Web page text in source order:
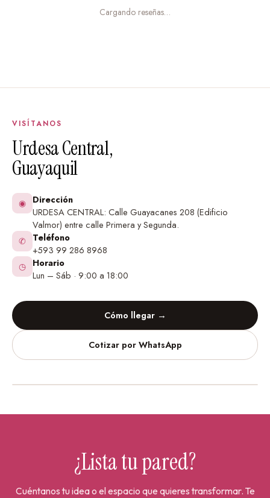
Cargando reseñas…
VISÍTANOS
Urdesa Central,
Guayaquil
◉ Dirección
URDESA CENTRAL: Calle Guayacanes 208 (Edificio
Valmor) entre calle Primera y Segunda.
✆
Teléfono
+593 99 286 8968
◷ Horario
Lun – Sáb · 9:00 a 18:00
Cómo llegar →
Cotizar por WhatsApp
Vinilos Decorativos
¿Lista tu pared?
Cuéntanos tu idea o el espacio que quieres transformar. Te